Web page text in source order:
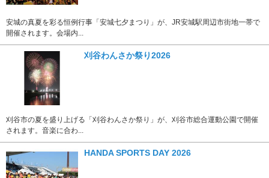
安城の真夏を彩る恒例行事「安城七夕まつり」が、JR安城駅周辺市街地一帯で
開催されます。会場内...
刈谷わんさか祭り2026
刈谷市の夏を盛り上げる「刈谷わんさか祭り」が、刈谷市総合運動公園で開催
されます。音楽に合わ...
HANDA SPORTS DAY 2026